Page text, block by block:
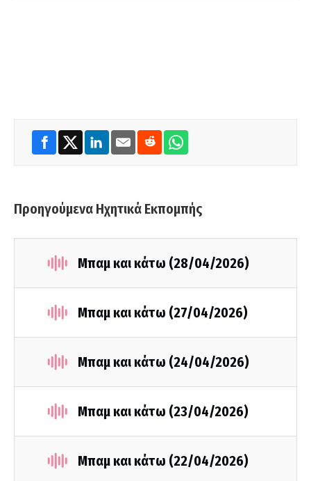
Προηγούμενα Ηχητικά Εκπομπής
Μπαμ και κάτω (28/04/2026)
Μπαμ και κάτω (27/04/2026)
Μπαμ και κάτω (24/04/2026)
Μπαμ και κάτω (23/04/2026)
Μπαμ και κάτω (22/04/2026)